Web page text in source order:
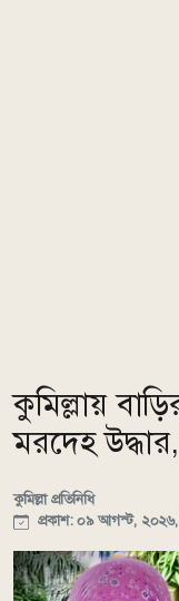
কুমিল্লায়
মরদেহ উদ্ধার,
কুমিল্লা প্রতিনিধি
প্রকাশ: ০৯ আগস্ট,